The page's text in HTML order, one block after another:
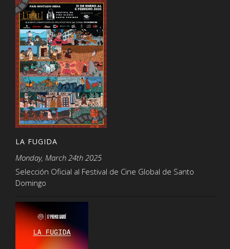
LA FUGIDA
Monday, March 24th 2025
Selección Oficial al Festival de Cine Global de Santo
Domingo